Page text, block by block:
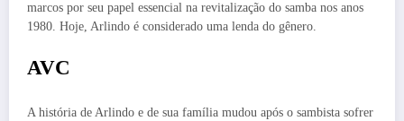
marcos por seu papel essencial na revitalização do samba nos anos
1980. Hoje, Arlindo é considerado uma lenda do gênero.
AVC
A história de Arlindo e de sua família mudou após o sambista sofrer